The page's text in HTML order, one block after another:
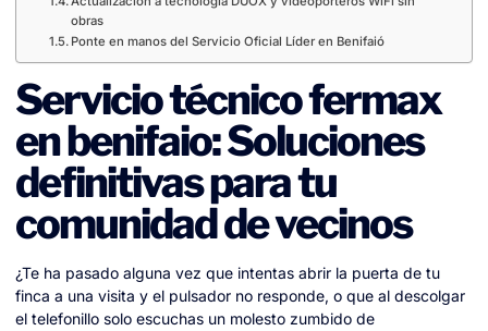
obras
Ponte en manos del Servicio Oficial Líder en Benifaió
Servicio técnico fermax
en benifaio: Soluciones
definitivas para tu
comunidad de vecinos
¿Te ha pasado alguna vez que intentas abrir la puerta de tu
finca a una visita y el pulsador no responde, o que al descolgar
el telefonillo solo escuchas un molesto zumbido de